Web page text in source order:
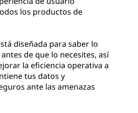
los productos de
diseñada para saber lo
de que lo necesites, así
la eficiencia operativa a
tus datos y
ante las amenazas